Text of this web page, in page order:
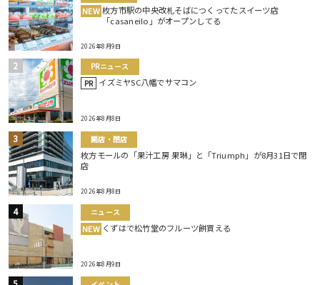
NEW 枚方市駅の中央改札そばにつくってたスイーツ店
「casaneilo」がオープンしてる
2026年8月9日
PRニュース
PR イズミヤSC八幡でサマコン
2026年8月8日
開店・閉店
枚方モールの「果汁工房 果琳」と「Triumph」が8月31日で閉
店
2026年8月8日
ニュース
NEW くずはで松竹堂のフルーツ餅買える
2026年8月9日